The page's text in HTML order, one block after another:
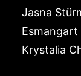
Jasna
Esmangart
Krystalia